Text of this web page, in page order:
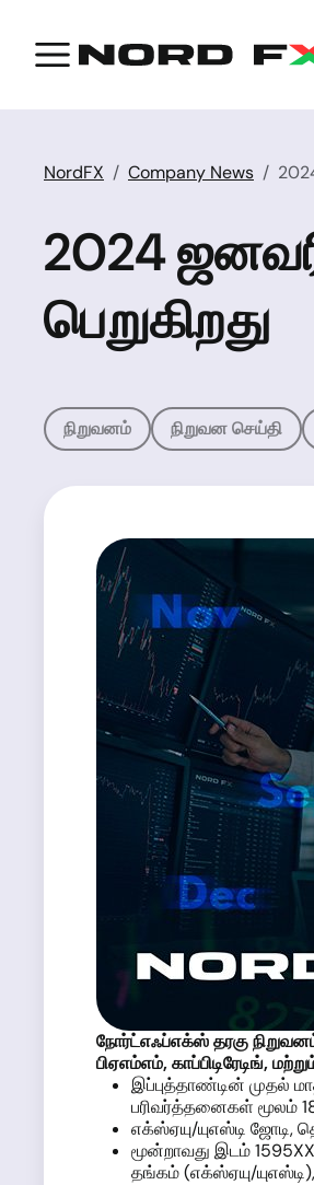
NordFX Company News
2024
பெறுகிறது
நிறுவனம் நிறுவன செய்தி
நோர்ட்எஃப்எக்ஸ்தரகு
பிஏஎம்எம்,காப்பிடிரேடிங்,
இப்புத்தாண்டின் முதல்
பரிவர்த்தனைகள் மூலம்
எக்ஸ்ஏயு/யுஎஸ்டி ஜோடி,
மூன்றாவது இடம்
தங்கம் (எக்ஸ்ஏயு/